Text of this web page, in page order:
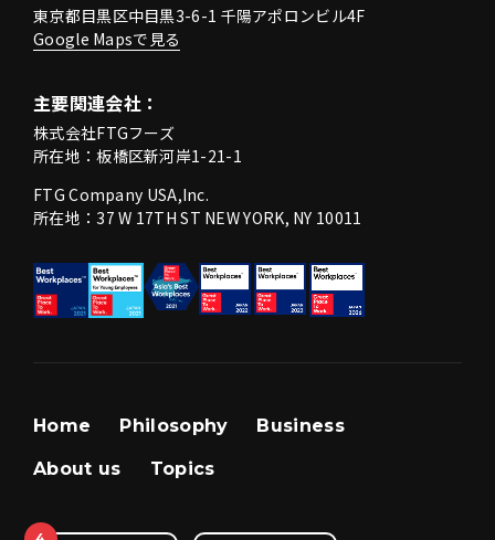
東京都目黒区中目黒3-6-1 千陽アポロンビル4F
Google Mapsで見る
主要関連会社：
株式会社FTGフーズ
所在地：板橋区新河岸1-21-1
FTG Company USA,Inc.
所在地：37 W 17TH ST NEW YORK, NY 10011
Home Philosophy Business
About us Topics